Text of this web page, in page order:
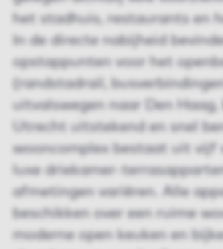
het stadhuis, restaurants en
In de directe nabijheid
opstappunten voor het
(randstadrail,
uitvalswegen naar Den Haag,
Utrecht uitstekend en snel
wooncomplex bestaat uit vijf
luxe driekamer-
afmetingen variëren. Alle
beschikken over een ruime
moderne open keuken en